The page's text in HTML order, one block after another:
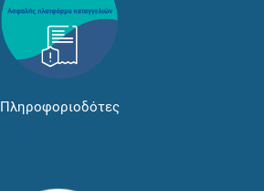
Πληροφοριοδότες